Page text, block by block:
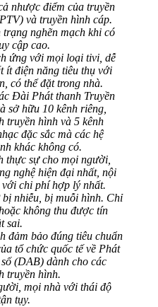
nhược điểm của truyền
và truyền hình cáp.
nghẽn mạch khi có
cập cao.
ứng với mọi loại tivi, dễ
ít điện năng tiêu thụ với
có thể đặt trong nhà.
Đài Phát thanh Truyền
sở hữu 10 kênh riêng,
truyền hình và 5 kênh
đặc sắc mà các hệ
khác không có.
thực sự cho mọi người,
nghệ hiện đại nhất, nội
chi phí hợp lý nhất.
nhiễu, bị muỗi hình. Chỉ
không thu được tín
sai.
đảm bảo đúng tiêu chuẩn
tổ chức quốc tế về Phát
(DAB) dành cho các
truyền hình.
mọi nhà với thái độ
tụy.